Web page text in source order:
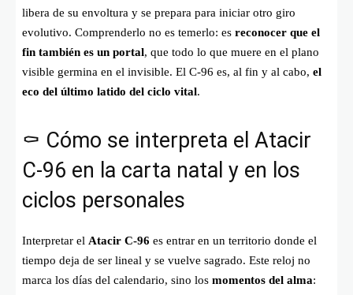
libera de su envoltura y se prepara para iniciar otro giro
evolutivo. Comprenderlo no es temerlo: es reconocer que el
fin también es un portal, que todo lo que muere en el plano
visible germina en el invisible. El C-96 es, al fin y al cabo, el
eco del último latido del ciclo vital.
⚰️ Cómo se interpreta el Atacir
C-96 en la carta natal y en los
ciclos personales
Interpretar el Atacir C-96 es entrar en un territorio donde el
tiempo deja de ser lineal y se vuelve sagrado. Este reloj no
marca los días del calendario, sino los momentos del alma: